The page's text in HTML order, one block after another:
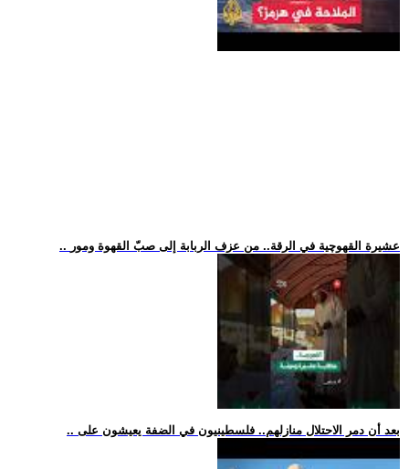
.. عشيرة القهوچية في الرقة.. من عزف الربابة إلى صبّ القهوة ومور
.. بعد أن دمر الاحتلال منازلهم.. فلسطينيون في الضفة يعيشون على